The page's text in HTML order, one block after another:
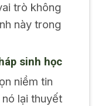
trò không
này trong
sinh học
niềm tin
lại thuyết